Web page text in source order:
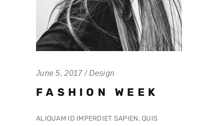
June 5, 2017 Design
FASHION WEEK
ALIQUAM ID IMPERDIET SAPIEN, QUIS